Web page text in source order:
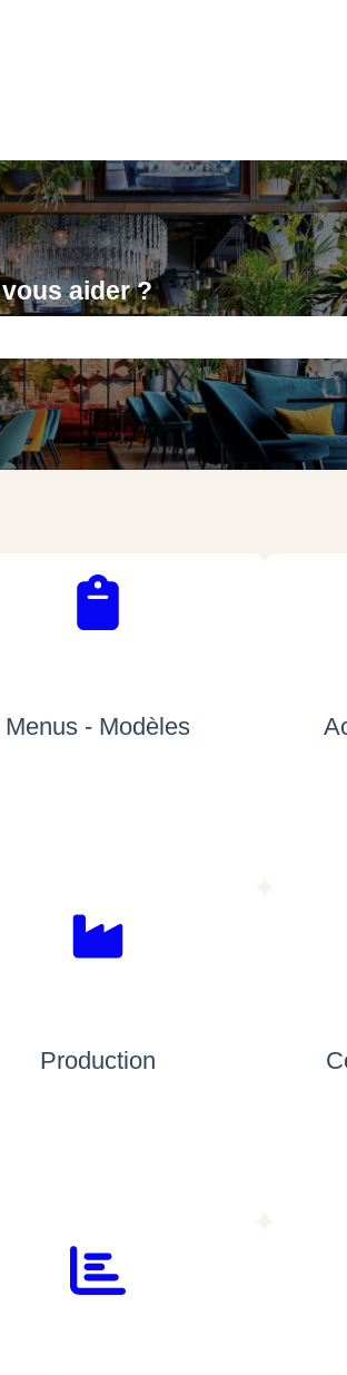
aider ?
vide.
Menus - Modèles
Production